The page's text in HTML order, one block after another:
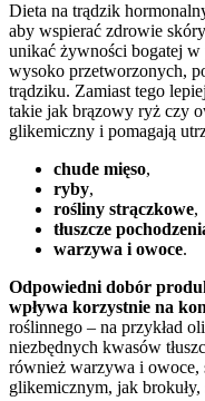
Dieta na trądzik
aby wspierać zdrowie
unikać żywności bogatej
wysoko przetworzonych,
trądziku. Zamiast tego
takie jak brązowy ryż czy
glikemiczny i pomagają
chude mięso,
ryby,
rośliny strączkowe,
tłuszcze
warzywa i owoce.
Odpowiedni dobór
wpływa korzystnie na
roślinnego – na przykład
niezbędnych kwasów
również warzywa i owoce,
glikemicznym, jak